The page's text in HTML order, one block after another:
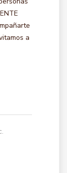
a